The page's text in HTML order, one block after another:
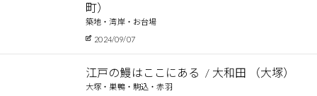
町）
築地・湾岸・お台場
2024/09/07
江戸の鰻はここにある 大和田 （大塚）
大塚・巣鴨・駒込・赤羽